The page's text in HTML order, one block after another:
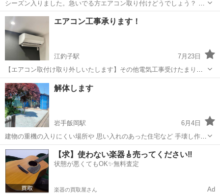
シーズン入りました。急いでる方エアコン取り付けどうでしょう？ お
かげさまでだいぶ忙しくなって来ました。 Yahoo!オークションやメル
カリなどで型落ちのエアコンが安くなっております。買ったけど取り
付けれない方お急ぎの方必見...
岩手 北上市 電気工事 取り付け
エアコン工事承ります！
江釣子駅
7月23日
【エアコン取付け取り外しいたします】その他電気工事受けたまりま
す 個人だから大手と違い予約待ち無し 個人だから安い この夏は以上
な暑さで取付け考えてる方1日も早く取付けたいならご連絡下さい！！
⚠︎取付け場所など即日に...
岩手 北上市 江釣子駅
解体します
岩手飯岡駅
6月4日
建物の重機の入りにくい場所や 思い入れのあった住宅など 手壊し作業
で解体をおこなっております。 その他、新築から リフォーム、解体、
基礎まで ご相談下さい。 お見積もり無料。 まずは、ご相談ください!
岩手 盛岡市 岩手飯岡駅 その他 無料
【求】使わない楽器🎸売ってください‼️
状態が悪くてもOK✨無料査定
楽器の買取屋さん Ad